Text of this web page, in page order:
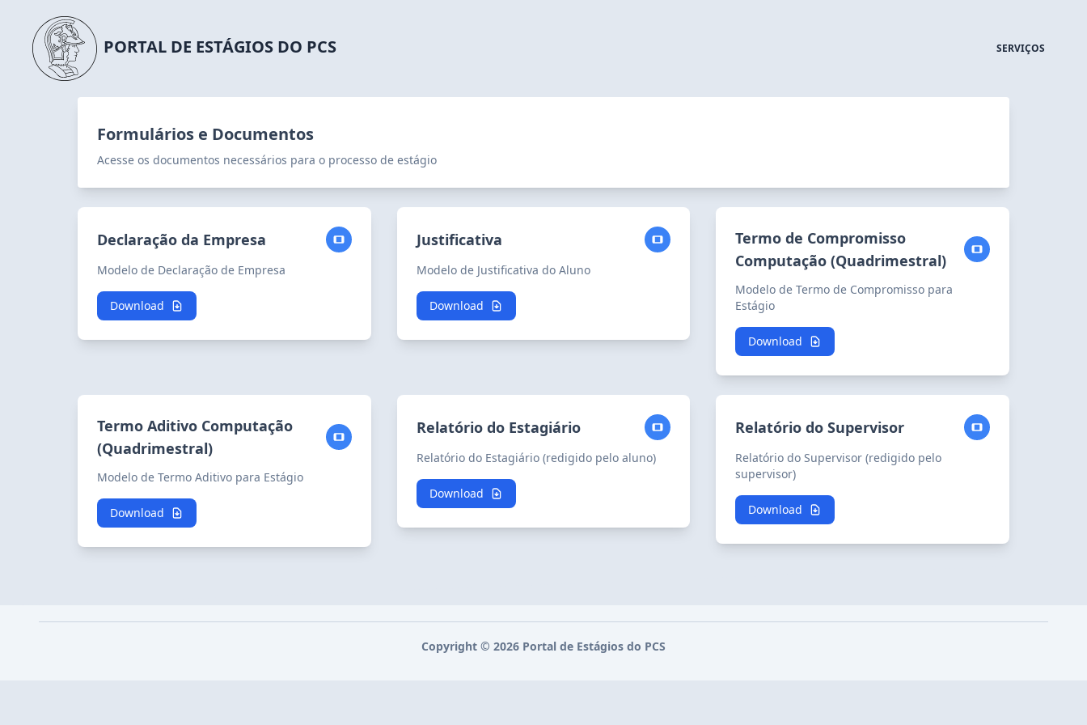
PORTAL DE ESTÁGIOS DO PCS SERVIÇOS
Formulários e Documentos
Acesse os documentos necessários para o processo de estágio
Declaração da Empresa
Modelo de Declaração de Empresa
Download
Justificativa
Modelo de Justificativa do Aluno
Download
Termo de Compromisso
Computação (Quadrimestral)
Modelo de Termo de Compromisso para
Estágio
Download
Termo Aditivo Computação
(Quadrimestral)
Modelo de Termo Aditivo para Estágio
Download
Relatório do Estagiário
Relatório do Estagiário (redigido pelo aluno)
Download
Relatório do Supervisor
Relatório do Supervisor (redigido pelo
supervisor)
Download
Copyright © 2026 Portal de Estágios do PCS